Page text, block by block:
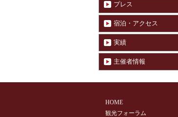
プレス
宿泊・アクセス
実績
主催者情報
HOME
観光フォーラム